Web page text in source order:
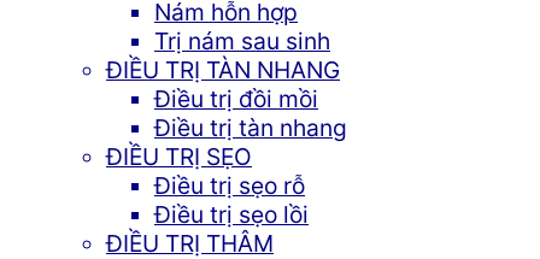
Nám hỗn hợp
Trị nám sau sinh
ĐIỀU TRỊ TÀN NHANG
Điều trị đồi mồi
Điều trị tàn nhang
ĐIỀU TRỊ SẸO
Điều trị sẹo rỗ
Điều trị sẹo lồi
ĐIỀU TRỊ THÂM